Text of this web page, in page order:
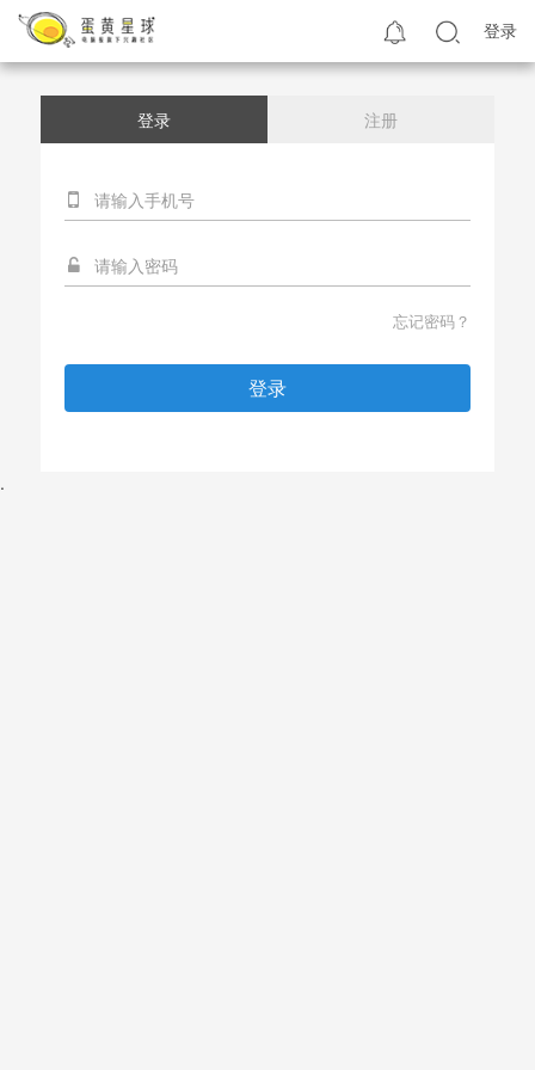
登录
登录 注册
忘记密码？
登录
.